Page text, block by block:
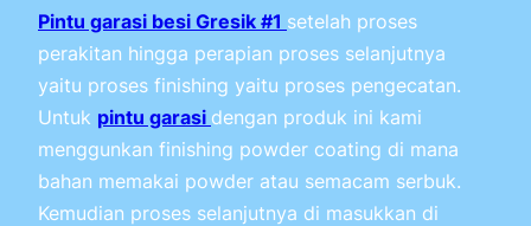
Pintu garasi besi Gresik #1 setelah proses
perakitan hingga perapian proses selanjutnya
yaitu proses finishing yaitu proses pengecatan.
Untuk pintu garasi dengan produk ini kami
menggunkan finishing powder coating di mana
bahan memakai powder atau semacam serbuk.
Kemudian proses selanjutnya di masukkan di